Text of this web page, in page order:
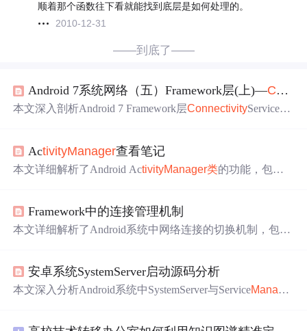
顺着那个函数往下看就能找到底层是如何处理的。
2010-12-31
——到底了——
Android 7系统网络（五）Framework层(上)—Connec
本文深入剖析Android 7 Framework层ConnectivityService的
t）、网络评分与选择算法、WiFi与移动数据全链路切换流
程、默认网络管理、Linger机制、旧API兼容（LegacyType
络、驱动网络切换，并协调NMS/NPMS等服务。
ActivityManager查看笔记
本文详细解析了Android ActivityManager类的功能，包括
ntext类的实现方式以及系统服务的注册过程。
Framework中的连接管理机制
本文详细解析了Android系统中网络连接的切换机制，包括
的交互。
安卓系统SystemServer启动源码分析
本文深入分析Android系统中SystemServer与ServiceManage